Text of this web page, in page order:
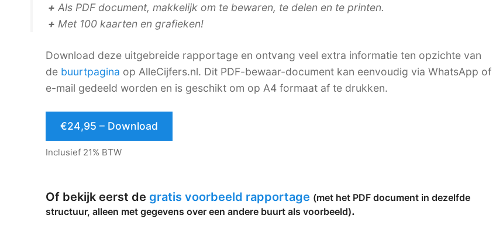
+ Als PDF document, makkelijk om te bewaren, te delen en te printen.
+ Met 100 kaarten en grafieken!
Download deze uitgebreide rapportage en ontvang veel extra informatie ten opzichte van
de buurtpagina op AlleCijfers.nl. Dit PDF-bewaar-document kan eenvoudig via WhatsApp of
e-mail gedeeld worden en is geschikt om op A4 formaat af te drukken.
€24,95 – Download
Inclusief 21% BTW
Of bekijk eerst de gratis voorbeeld rapportage (met het PDF document in dezelfde
structuur, alleen met gegevens over een andere buurt als voorbeeld).